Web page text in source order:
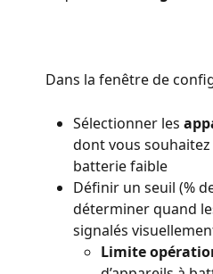
Dans la fenêtre de
Sélectionner les
dont vous
batterie faible
Définir un seuil (%
déterminer quand
signalés
Limite